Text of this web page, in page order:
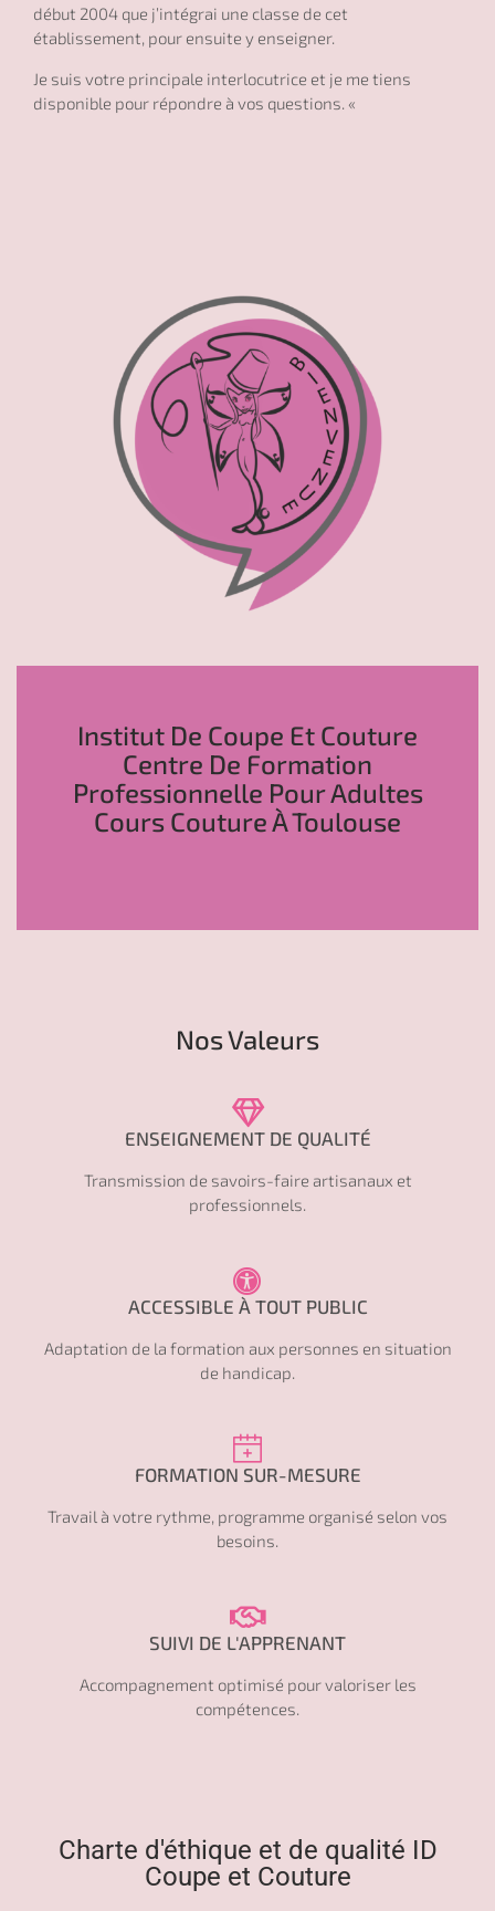
début 2004 que j’intégrai une classe de cet
établissement, pour ensuite y enseigner.
Je suis votre principale interlocutrice et je me tiens
disponible pour répondre à vos questions. «
Institut De Coupe Et Couture
Centre De Formation
Professionnelle Pour Adultes
Cours Couture À Toulouse
Nos Valeurs
ENSEIGNEMENT DE QUALITÉ
Transmission de savoirs-faire artisanaux et
professionnels.
ACCESSIBLE À TOUT PUBLIC
Adaptation de la formation aux personnes en situation
de handicap.
FORMATION SUR-MESURE
Travail à votre rythme, programme organisé selon vos
besoins.
SUIVI DE L'APPRENANT
Accompagnement optimisé pour valoriser les
compétences.
Charte d'éthique et de qualité ID
Coupe et Couture